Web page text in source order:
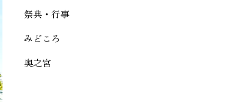
祭典・行事
みどころ
奥之宮